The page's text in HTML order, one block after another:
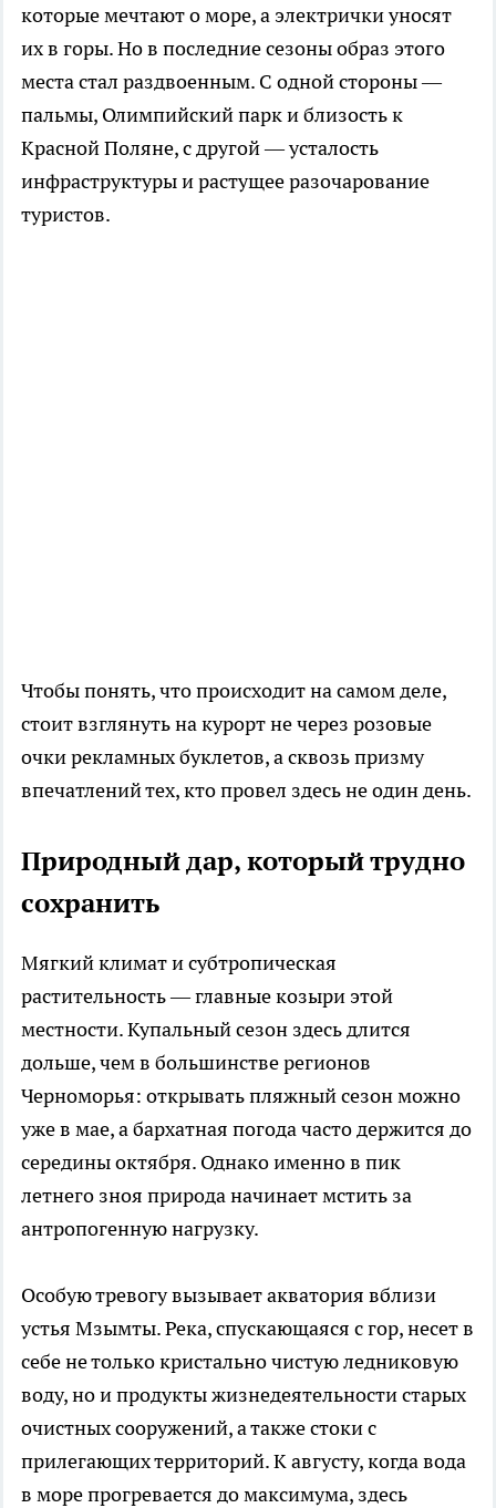
которые мечтают о море, а электрички уносят
их в горы. Но в последние сезоны образ этого
места стал раздвоенным. С одной стороны —
пальмы, Олимпийский парк и близость к
Красной Поляне, с другой — усталость
инфраструктуры и растущее разочарование
туристов.
Чтобы понять, что происходит на самом деле,
стоит взглянуть на курорт не через розовые
очки рекламных буклетов, а сквозь призму
впечатлений тех, кто провел здесь не один день.
Природный дар, который трудно
сохранить
Мягкий климат и субтропическая
растительность — главные козыри этой
местности. Купальный сезон здесь длится
дольше, чем в большинстве регионов
Черноморья: открывать пляжный сезон можно
уже в мае, а бархатная погода часто держится до
середины октября. Однако именно в пик
летнего зноя природа начинает мстить за
антропогенную нагрузку.
Особую тревогу вызывает акватория вблизи
устья Мзымты. Река, спускающаяся с гор, несет в
себе не только кристально чистую ледниковую
воду, но и продукты жизнедеятельности старых
очистных сооружений, а также стоки с
прилегающих территорий. К августу, когда вода
в море прогревается до максимума, здесь